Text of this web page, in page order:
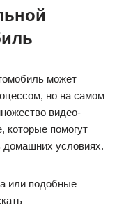
может
но на самом
видео-
которые помогут
домашних условиях.
или подобные